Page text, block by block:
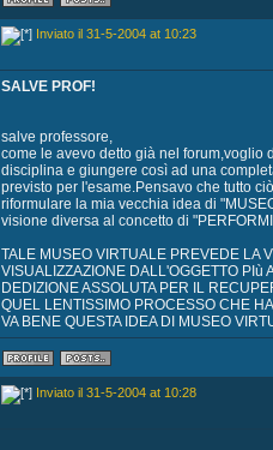
Inviato il 31-5-2004 at 10:23
SALVE PROF!
salve professore,
come le avevo detto già nel forum,voglio
disciplina e giungere così ad una
previsto per l'esame.Pensavo che tutto
riformulare la mia vecchia idea di
visione diversa al concetto di
TALE MUSEO VIRTUALE PREVEDE LA
VISUALIZZAZIONE DALL'OGGETTO PIù
DEDIZIONE ASSOLUTA PER IL
QUEL LENTISSIMO PROCESSO CHE
VA BENE QUESTA IDEA DI MUSEO
Inviato il 31-5-2004 at 10:28